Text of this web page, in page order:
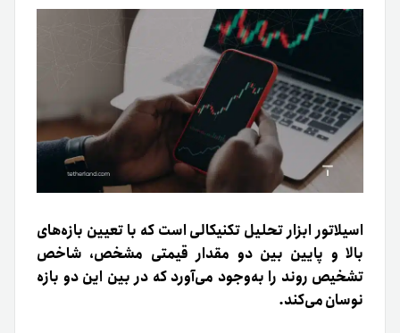
اسیلاتور ابزار تحلیل تکنیکالی است که با تعیین بازه‌های‌
بالا و پایین بین دو مقدار قیمتی مشخص، شاخص
تشخیص روند را به‌وجود می‌آورد که در بین این دو بازه
نوسان می‌کند.